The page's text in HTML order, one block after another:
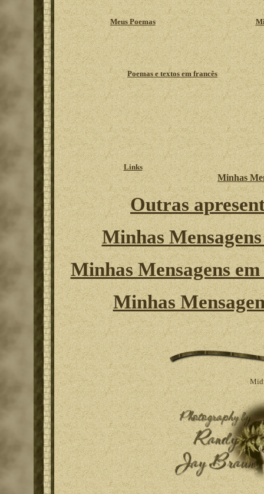
Meus Poemas
Poemas e textos em francês
Links
Minhas
Outras
Minhas
Minhas Mensagens
Minhas